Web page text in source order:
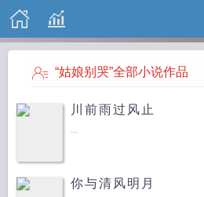
“姑娘别哭”全部小说作品
川前雨过风止
...
你与清风明月